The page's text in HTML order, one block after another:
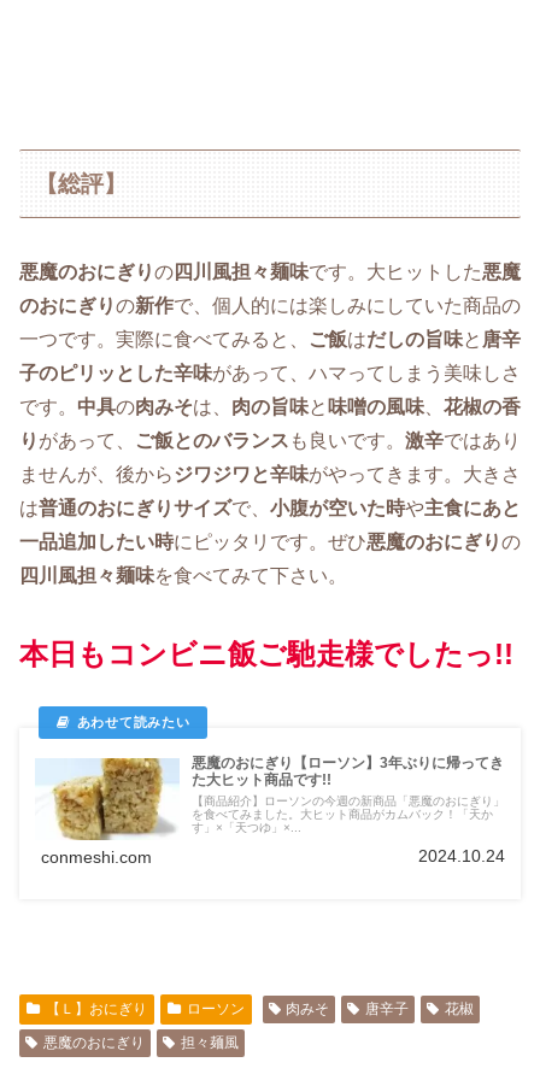
【総評】
悪魔のおにぎりの四川風担々麺味です。大ヒットした悪魔
のおにぎりの新作で、個人的には楽しみにしていた商品の
一つです。実際に食べてみると、
ご飯はだしの旨味と 唐辛
子のピリッとした辛味があって、ハマってしまう美味しさ
です。 中具の肉みそは、 肉の旨味と 味噌の風味
花椒の香
り があって、 ご飯とのバランス も良いです。 激辛ではあり
ませんが、後からジワジワと辛味がやってきます。大きさ
は普通のおにぎりサイズで、 小腹が空いた時や主食にあと
一品追加したい時にピッタリです。ぜひ悪魔のおにぎりの
四川風担々麺味を食べてみて下さい。
本日もコンビニ飯ご馳走様でしたっ!!
悪魔のおにぎり【ローソン】3年ぶりに帰ってき
た大ヒット商品です!!
【商品紹介】ローソンの今週の新商品「悪魔のおにぎり」
を食べてみました。大ヒット商品がカムバック！「天か
す」×「天つゆ」×...
conmeshi.com 2024.10.24
【Ｌ】おにぎり ローソン 肉みそ 唐辛子
花椒
悪魔のおにぎり
担々麺風